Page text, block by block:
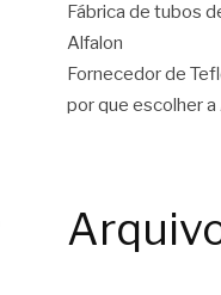
Fábrica de tubos
Alfalon
Fornecedor de
por que escolher a